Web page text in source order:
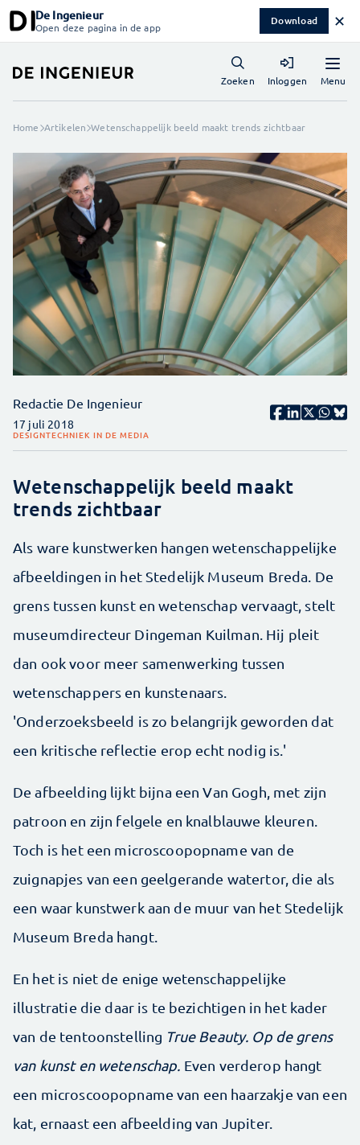
De Ingenieur
Open deze pagina in de app Download ✕
Menu
Zoeken Inloggen
Home Artikelen Wetenschappelijk beeld maakt trends zichtbaar
Redactie De Ingenieur
17 juli 2018
DESIGNTECHNIEK IN DE MEDIA
Wetenschappelijk beeld maakt
trends zichtbaar
Als ware kunstwerken hangen wetenschappelijke
afbeeldingen in het Stedelijk Museum Breda. De
grens tussen kunst en wetenschap vervaagt, stelt
museumdirecteur Dingeman Kuilman. Hij pleit
dan ook voor meer samenwerking tussen
wetenschappers en kunstenaars.
'Onderzoeksbeeld is zo belangrijk geworden dat
een kritische reflectie erop echt nodig is.'
De afbeelding lijkt bijna een Van Gogh, met zijn
patroon en zijn felgele en knalblauwe kleuren.
Toch is het een microscoopopname van de
zuignapjes van een geelgerande watertor, die als
een waar kunstwerk aan de muur van het Stedelijk
Museum Breda hangt.
En het is niet de enige wetenschappelijke
illustratie die daar is te bezichtigen in het kader
van de tentoonstelling True Beauty. Op de grens
van kunst en wetenschap. Even verderop hangt
een microscoopopname van een haarzakje van een
kat, ernaast een afbeelding van Jupiter.